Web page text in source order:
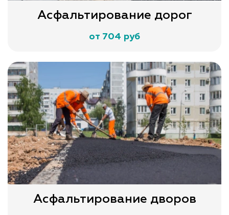
Асфальтирование дорог
от 704 руб
Асфальтирование дворов